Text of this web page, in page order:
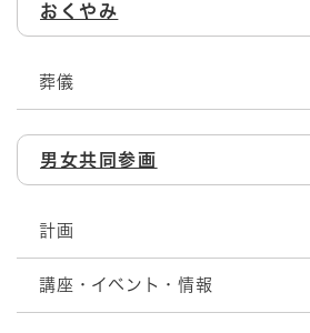
おくやみ
葬儀
男女共同参画
計画
講座・イベント・情報